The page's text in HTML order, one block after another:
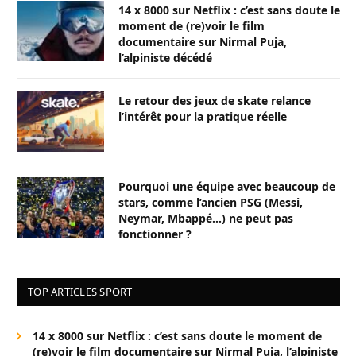
14 x 8000 sur Netflix : c’est sans doute le
moment de (re)voir le film
documentaire sur Nirmal Puja,
l’alpiniste décédé
Le retour des jeux de skate relance
l’intérêt pour la pratique réelle
Pourquoi une équipe avec beaucoup de
stars, comme l’ancien PSG (Messi,
Neymar, Mbappé…) ne peut pas
fonctionner ?
TOP ARTICLES SPORT
14 x 8000 sur Netflix : c’est sans doute le moment de
(re)voir le film documentaire sur Nirmal Puja, l’alpiniste